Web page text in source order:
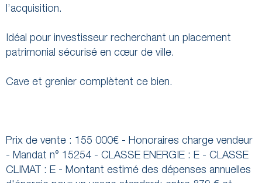
l’acquisition.
Idéal pour investisseur recherchant un placement
patrimonial sécurisé en cœur de ville.
Cave et grenier complètent ce bien.
Prix de vente : 155 000€ - Honoraires charge vendeur
- Mandat n° 15254 - CLASSE ENERGIE : E - CLASSE
CLIMAT : E - Montant estimé des dépenses annuelles